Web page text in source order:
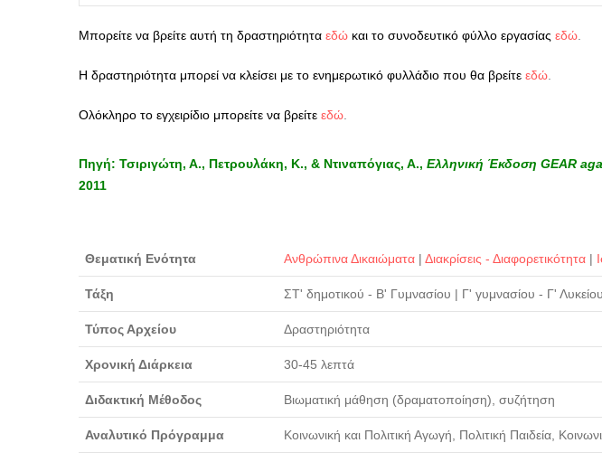
Μπορείτε να βρείτε αυτή τη δραστηριότητα εδώ και το συνοδευτικό φύλλο εργασίας εδώ
Η δραστηριότητα μπορεί να κλείσει με το ενημερωτικό φυλλάδιο που θα βρείτε εδώ
Ολόκληρο το εγχειρίδιο μπορείτε να βρείτε εδώ
Πηγή: Τσιριγώτη, Α., Πετρουλάκη, Κ., & Ντιναπόγιας, Α., Ελληνική Έκδοση GEAR
2011
Θεματική Ενότητα Ανθρώπινα Δικαιώματα | Διακρίσεις - Διαφορετικότητα |
Τάξη ΣΤ' δημοτικού - Β' Γυμνασίου | Γ' γυμνασίου - Γ' Λυκείου
Τύπος Αρχείου Δραστηριότητα
Χρονική Διάρκεια 30-45 λεπτά
Διδακτική Μέθοδος Βιωματική μάθηση (δραματοποίηση), συζήτηση
Αναλυτικό Πρόγραμμα Κοινωνική και Πολιτική Αγωγή, Πολιτική Παιδεία,